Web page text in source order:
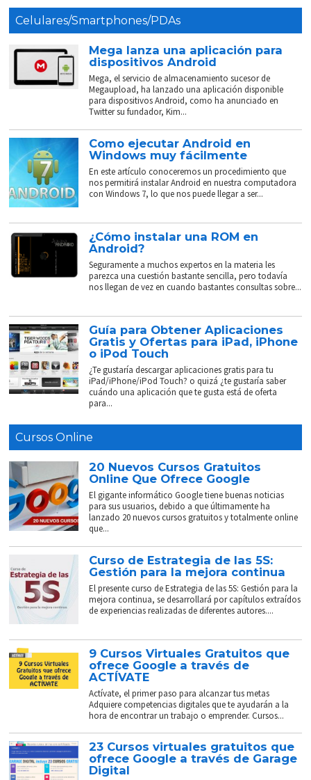
Celulares/Smartphones/PDAs
Mega lanza una aplicación para
dispositivos Android
Mega, el servicio de almacenamiento sucesor de
Megaupload, ha lanzado una aplicación disponible
para dispositivos Android, como ha anunciado en
Twitter su fundador, Kim...
Como ejecutar Android en
Windows muy fácilmente
En este artículo conoceremos un procedimiento que
nos permitirá instalar Android en nuestra computadora
con Windows 7, lo que nos puede llegar a ser...
¿Cómo instalar una ROM en
Android?
Seguramente a muchos expertos en la materia les
parezca una cuestión bastante sencilla, pero todavía
nos llegan de vez en cuando bastantes consultas sobre...
Guía para Obtener Aplicaciones
Gratis y Ofertas para iPad, iPhone
o iPod Touch
¿Te gustaría descargar aplicaciones gratis para tu
iPad/iPhone/iPod Touch? o quizá ¿te gustaría saber
cuándo una aplicación que te gusta está de oferta
para...
Cursos Online
20 Nuevos Cursos Gratuitos
Online Que Ofrece Google
El gigante informático Google tiene buenas noticias
para sus usuarios, debido a que últimamente ha
lanzado 20 nuevos cursos gratuitos y totalmente online
que...
Curso de Estrategia de las 5S:
Gestión para la mejora continua
El presente curso de Estrategia de las 5S: Gestión para la
mejora continua, se desarrollará por capítulos extraídos
de experiencias realizadas de diferentes autores....
9 Cursos Virtuales Gratuitos que
ofrece Google a través de
ACTÍVATE
Actívate, el primer paso para alcanzar tus metas
Adquiere competencias digitales que te ayudarán a la
hora de encontrar un trabajo o emprender. Cursos...
23 Cursos virtuales gratuitos que
ofrece Google a través de Garage
Digital